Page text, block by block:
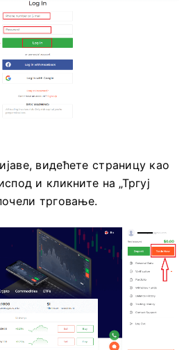
видећете страницу као
и кликните на „Тргуј
трговање.